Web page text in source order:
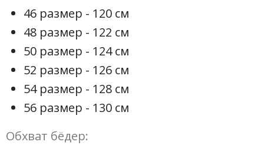
46 размер - 120 см
48 размер - 122 см
50 размер - 124 см
52 размер - 126 см
54 размер - 128 см
56 размер - 130 см
Обхват бёдер: